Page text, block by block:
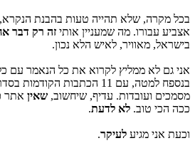
בכל מקרה, שלא תהייה טעות בהבנת הנקרא,
אצביע עבורו. מה שמעניין אותי זה רק דבר
בישראל, מאוויר, לאיש הלא נכון.
אני גם לא ממליץ לקרוא את כל הנאמר עם
בנספח למטה, עם 11 הכתבות
מסמכים ועובדות. עדיף, שיחשוב, שאין
ככה הכי טוב. לא לדעת.
וכעת אני מגיע לעיקר.